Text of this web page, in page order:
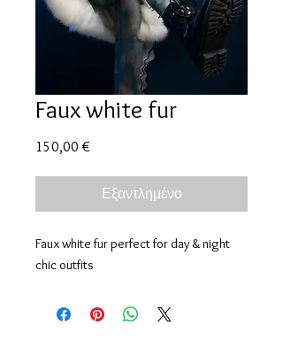
Faux white fur
150,00 €
Εξαντλημένο
Faux white fur perfect for day & night
chic outfits